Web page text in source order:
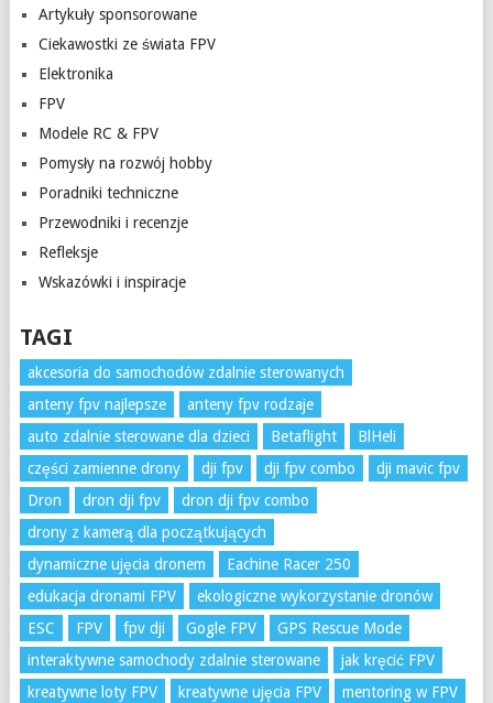
Artykuły sponsorowane
Ciekawostki ze świata FPV
Elektronika
FPV
Modele RC & FPV
Pomysły na rozwój hobby
Poradniki techniczne
Przewodniki i recenzje
Refleksje
Wskazówki i inspiracje
TAGI
akcesoria do samochodów zdalnie sterowanych
anteny fpv najlepsze
anteny fpv rodzaje
auto zdalnie sterowane dla dzieci
Betaflight
BlHeli
części zamienne drony
dji fpv dji fpv combo
dji mavic fpv
Dron
dron dji fpv
dron dji fpv combo
drony z kamerą dla początkujących
dynamiczne ujęcia dronem
Eachine Racer 250
edukacja dronami FPV
ekologiczne wykorzystanie dronów
ESC
FPV fpv dji Gogle FPV
GPS Rescue Mode
interaktywne samochody zdalnie sterowane
jak kręcić FPV
kreatywne loty FPV
kreatywne ujęcia FPV
mentoring w FPV